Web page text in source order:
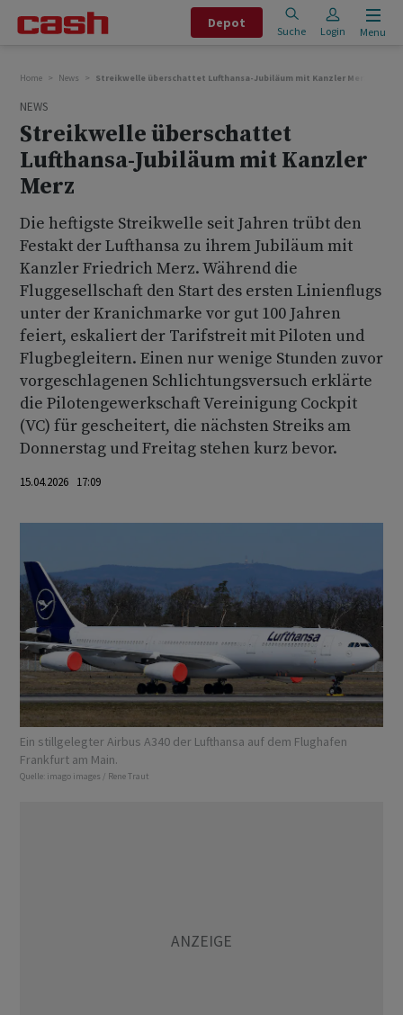
Depot
Suche Login Menu
Home News Streikwelle überschattet Lufthansa-Jubiläum mit Kanzler Merz
NEWS
Streikwelle überschattet
Lufthansa-Jubiläum mit Kanzler
Merz
Die heftigste Streikwelle seit Jahren trübt den
Festakt der Lufthansa zu ihrem Jubiläum mit
Kanzler Friedrich Merz. Während die
Fluggesellschaft den Start des ersten Linienflugs
unter der Kranichmarke vor gut 100 Jahren
feiert, eskaliert der Tarifstreit mit Piloten und
Flugbegleitern. Einen nur wenige Stunden zuvor
vorgeschlagenen Schlichtungsversuch erklärte
die Pilotengewerkschaft Vereinigung Cockpit
(VC) für gescheitert, die nächsten Streiks am
Donnerstag und Freitag stehen kurz bevor.
15.04.2026 17:09
Ein stillgelegter Airbus A340 der Lufthansa auf dem Flughafen
Frankfurt am Main.
Quelle: imago images / Rene Traut